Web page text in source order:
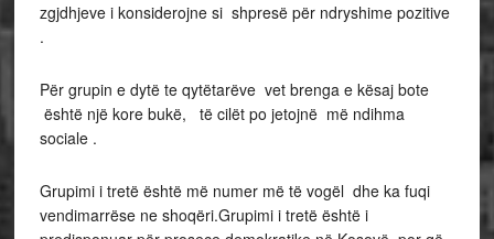
zgjdhjeve i konsiderojne si shpresë për ndryshime pozitive
.
Për grupin e dytë te qytëtarëve vet brenga e kësaj bote
është një kore bukë, të cilët po jetojnë më ndihma
sociale .
Grupimi i tretë është më numer më të vogël dhe ka fuqi
vendimarrëse ne shoqëri.Grupimi i tretë është i